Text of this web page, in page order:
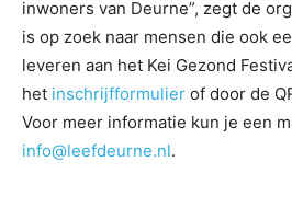
inwoners van Deurne”, zegt de
is op zoek naar mensen die ook
leveren aan het Kei Gezond
het inschrijfformulier of door de
Voor meer informatie kun je een
info@leefdeurne.nl.